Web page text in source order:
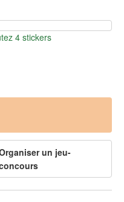
4 stickers
un jeu-